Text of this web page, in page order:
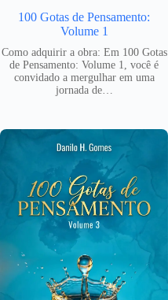
100 Gotas de Pensamento:
Volume 1
Como adquirir a obra: Em 100 Gotas
de Pensamento: Volume 1, você é
convidado a mergulhar em uma
jornada de…